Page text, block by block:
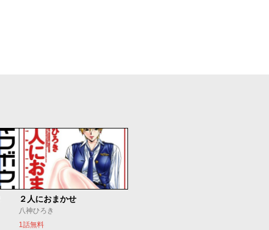
２人におまかせ
八神ひろき
1話無料